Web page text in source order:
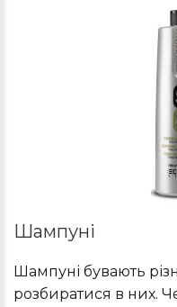
Шампуні
Шампуні бувають
розбиратися в них.